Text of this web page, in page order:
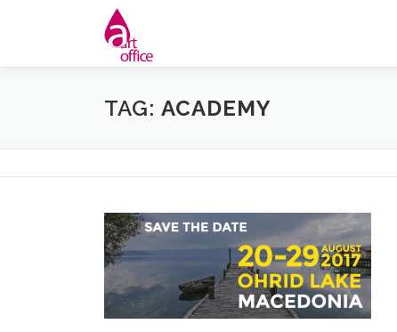
TAG: ACADEMY